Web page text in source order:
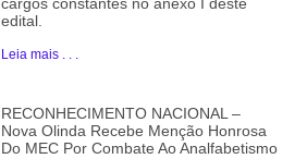
cargos constantes no anexo I deste
edital.
Leia mais . . .
RECONHECIMENTO NACIONAL –
Nova Olinda Recebe Menção Honrosa
Do MEC Por Combate Ao Analfabetismo